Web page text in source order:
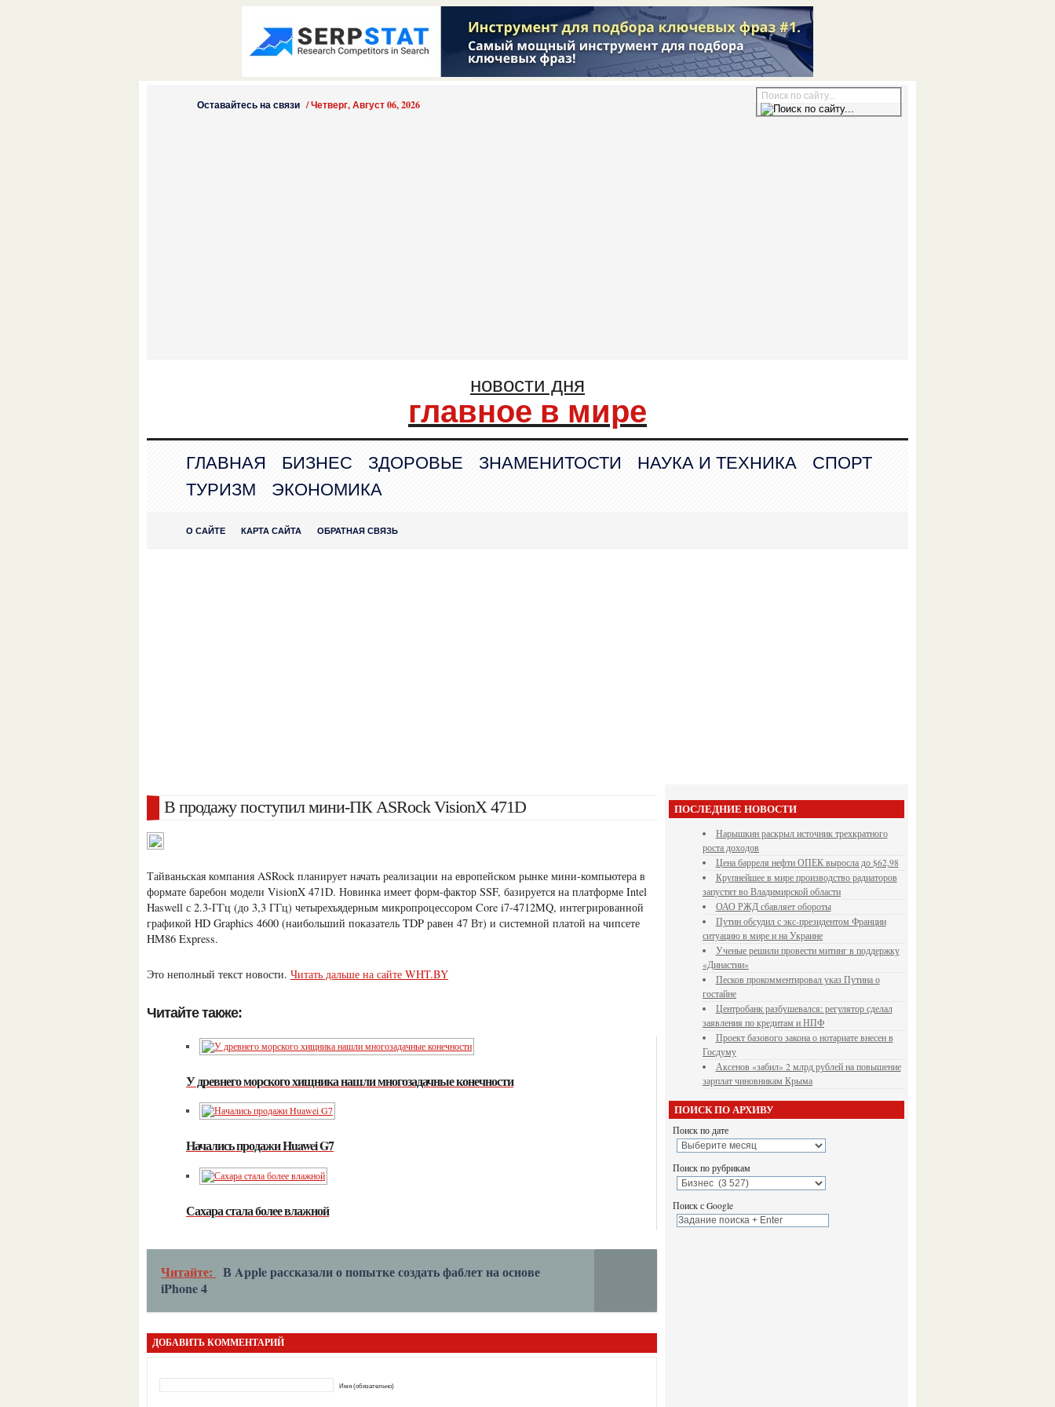
Оставайтесь на связи /Четверг, Август 06, 2026
новости дня
главное в мире
ГЛАВНАЯ БИЗНЕС ЗДОРОВЬЕ ЗНАМЕНИТОСТИ НАУКА И ТЕХНИКА
СПОРТ
ТУРИЗМ
ЭКОНОМИКА
О САЙТЕ КАРТА САЙТА ОБРАТНАЯ СВЯЗЬ
В продажу поступил мини-ПК ASRock VisionX 471D
Тайваньская компания ASRock планирует начать реализации на европейском рынке мини-компьютера в
формате баребон модели VisionX 471D. Новинка имеет форм-фактор SSF, базируется на платформе Intel
Haswell с 2.3-ГГц (до 3,3 ГГц) четырехъядерным микропроцессором Core i7-4712MQ, интегрированной
графикой HD Graphics 4600 (наибольший показатель TDP равен 47 Вт) и системной платой на чипсете
HM86 Express.
Это неполный текст новости. Читать дальше на сайте WHT.BY
Читайте также:
У древнего морского хищника нашли многозадачные конечности
Начались продажи Huawei G7
Сахара стала более влажной
Читайте:
В Apple рассказали о попытке создать фаблет на основе
iPhone 4
ДОБАВИТЬ КОММЕНТАРИЙ
Имя (обязательно)
ПОСЛЕДНИЕ НОВОСТИ
Нарышкин раскрыл источник трехкратного
роста доходов
Цена барреля нефти ОПЕК выросла до $62,98
Крупнейшее в мире производство радиаторов
запустят во Владимирской области
ОАО РЖД сбавляет обороты
Путин обсудил с экс-президентом Франции
ситуацию в мире и на Украине
Ученые решили провести митинг в поддержку
«Династии»
Песков прокомментировал указ Путина о
гостайне
Центробанк разбушевался: регулятор сделал
заявления по кредитам и НПФ
Проект базового закона о нотариате внесен в
Госдуму
Аксенов «забил» 2 млрд рублей на повышение
зарплат чиновникам Крыма
ПОИСК ПО АРХИВУ
Поиск по дате
Поиск по рубрикам
Поиск с Google